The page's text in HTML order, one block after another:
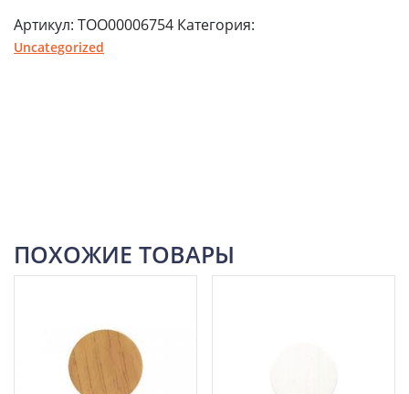
Наклейка
бордо
Артикул: ТОО00006754 Категория:
Uncategorized
ПОХОЖИЕ ТОВАРЫ